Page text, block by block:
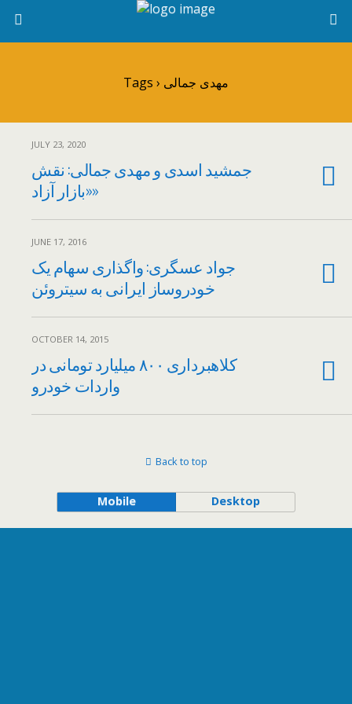
Tags › مهدی جمالی
JULY 23, 2020
جمشید اسدی و مهدی جمالی: نقش
«بازار آزاد»
JUNE 17, 2016
جواد عسگری: واگذاری سهام یک
خودروساز ایرانی به سیتروئن
OCTOBER 14, 2015
کلاهبرداری ٨٠٠‌ میلیارد تومانی در
واردات خودرو
Back to top
Mobile Desktop